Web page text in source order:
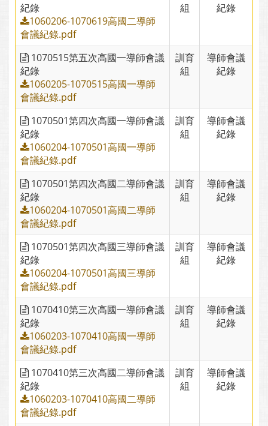
紀錄
1060206-1070619高國二導師
會議紀錄.pdf
組
紀錄
1070515第五次高國一導師會議
紀錄
1060205-1070515高國一導師
會議紀錄.pdf
訓育
組
導師會議
紀錄
1070501第四次高國一導師會議
紀錄
1060204-1070501高國一導師
會議紀錄.pdf
訓育
組
導師會議
紀錄
1070501第四次高國二導師會議
紀錄
1060204-1070501高國二導師
會議紀錄.pdf
訓育
組
導師會議
紀錄
1070501第四次高國三導師會議
紀錄
1060204-1070501高國三導師
會議紀錄.pdf
訓育
組
導師會議
紀錄
1070410第三次高國一導師會議
紀錄
1060203-1070410高國一導師
會議紀錄.pdf
訓育
組
導師會議
紀錄
1070410第三次高國二導師會議
紀錄
1060203-1070410高國二導師
會議紀錄.pdf
訓育
組
導師會議
紀錄